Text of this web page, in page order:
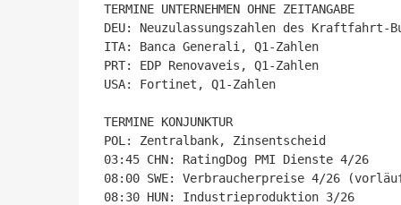
TERMINE UNTERNEHMEN OHNE ZEITANGABE
DEU: Neuzulassungszahlen des Kraftfahrt-
ITA: Banca Generali, Q1-Zahlen
PRT: EDP Renovaveis, Q1-Zahlen
USA: Fortinet, Q1-Zahlen
TERMINE KONJUNKTUR
POL: Zentralbank, Zinsentscheid
03:45 CHN: RatingDog PMI Dienste 4/26
08:00 SWE: Verbraucherpreise 4/26
08:30 HUN: Industrieproduktion 3/26